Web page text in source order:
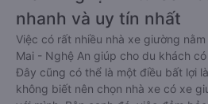
nhanh và uy tín nhất
Việc có rất nhiều nhà xe giường
Mai - Nghệ An giúp cho du khách
Đây cũng có thể là một điều bất lợi
không biết nên chọn nhà xe có xe